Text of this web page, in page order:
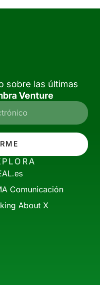
sobre las últimas
Venture
Comunicación
About X